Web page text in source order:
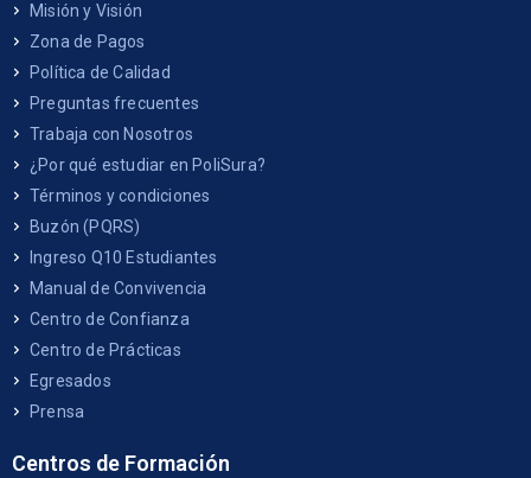
Misión y Visión
Zona de Pagos
Política de Calidad
Preguntas frecuentes
Trabaja con Nosotros
¿Por qué estudiar en PoliSura?
Términos y condiciones
Buzón (PQRS)
Ingreso Q10 Estudiantes
Manual de Convivencia
Centro de Confianza
Centro de Prácticas
Egresados
Prensa
Centros de Formación